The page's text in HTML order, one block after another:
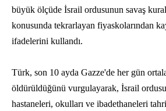
büyük ölçüde İsrail ordusunun savaş
konusunda tekrarlayan fiyaskolarından
ifadelerini kullandı.
Türk, son 10 ayda Gazze'de her gün
öldürüldüğünü vurgulayarak, İsrail
hastaneleri, okulları ve ibadethaneleri